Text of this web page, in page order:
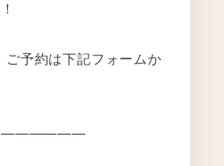
ご予約は下記フォームか